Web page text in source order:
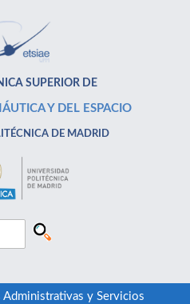
SUPERIOR DE
Y DEL ESPACIO
DE MADRID
Administrativas y Servicios